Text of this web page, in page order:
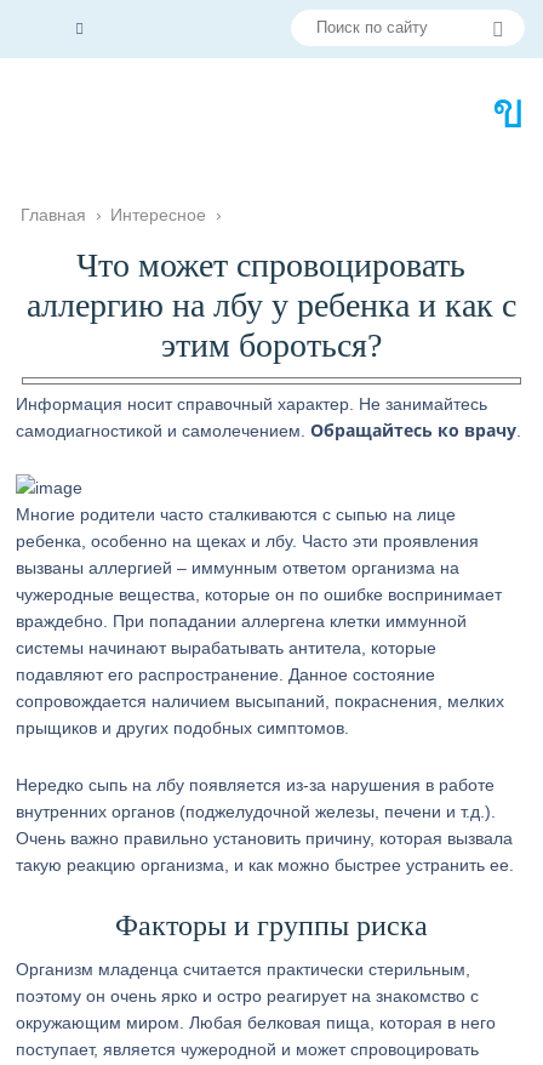
Главная › Интересное ›
Что может спровоцировать
аллергию на лбу у ребенка и как с
этим бороться?
Информация носит справочный характер. Не занимайтесь
самодиагностикой и самолечением.Обращайтесь ко врачу
Многие родители часто сталкиваются с сыпью на лице
ребенка, особенно на щеках и лбу. Часто эти проявления
вызваны аллергией – иммунным ответом организма на
чужеродные вещества, которые он по ошибке воспринимает
враждебно. При попадании аллергена клетки иммунной
системы начинают вырабатывать антитела, которые
подавляют его распространение. Данное состояние
сопровождается наличием высыпаний, покраснения, мелких
прыщиков и других подобных симптомов.
Нередко сыпь на лбу появляется из-за нарушения в работе
внутренних органов (поджелудочной железы, печени и т.д.).
Очень важно правильно установить причину, которая вызвала
такую реакцию организма, и как можно быстрее устранить ее.
Факторы и группы риска
Организм младенца считается практически стерильным,
поэтому он очень ярко и остро реагирует на знакомство с
окружающим миром. Любая белковая пища, которая в него
поступает, является чужеродной и может спровоцировать